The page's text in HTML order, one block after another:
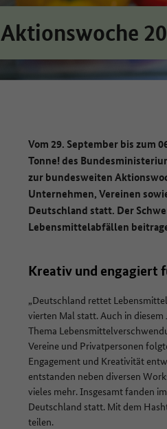
Aktionswoche
Vom 29. September bis zum
Tonne! des
zur bundesweiten
Unternehmen, Vereinen
Deutschland statt. Der
Lebensmittelabfällen
Kreativ und engagiert
„Deutschland rettet
vierten Mal statt. Auch in
Thema
Vereine und Privatpersonen
Engagement und Kreativität
entstanden neben diversen
vieles mehr. Insgesamt fanden
Deutschland statt. Mit dem
teilen.